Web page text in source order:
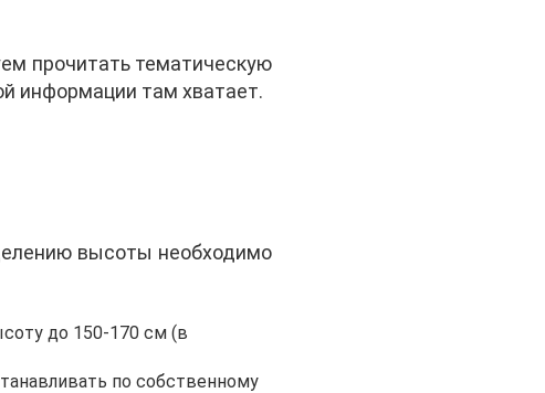
прочитать тематическую
информации там хватает.
высоты необходимо
до 150-170 см (в
по собственному